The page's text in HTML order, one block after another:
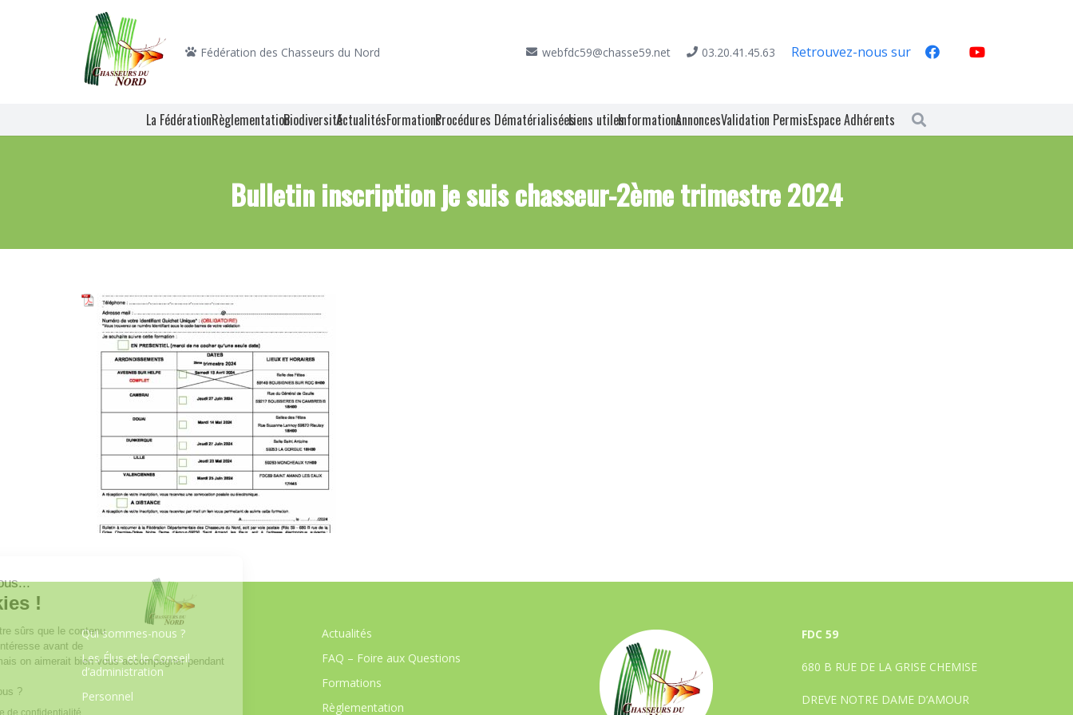
Fédération des Chasseurs du Nord webfdc59@chasse59.net 03.20.41.45.63 Retrouvez-nous sur
La FédérationRèglementationBiodiversitéActualitésFormationsProcédures DématérialiséesLiens utilesInformationsAnnoncesValidation PermisEspace Adhérents
Bulletin inscription je suis chasseur-2ème trimestre 2024
Qui sommes-nous ?
Les Élus et le Conseil
d’administration
Personnel
Actualités
FAQ – Foire aux Questions
Formations
Règlementation
FDC 59
680 B RUE DE LA GRISE CHEMISE
DREVE NOTRE DAME D’AMOUR